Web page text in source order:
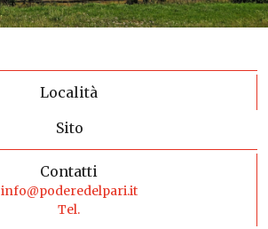
Località
Sito
Contatti
info@poderedelpari.it
Tel.